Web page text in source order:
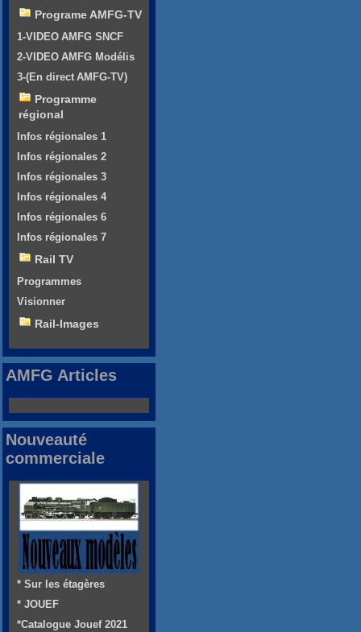
Programe AMFG-TV
1-VIDEO AMFG SNCF
2-VIDEO AMFG Modélis
3-(En direct AMFG-TV)
Programme
régional
Infos régionales 1
Infos régionales 2
Infos régionales 3
Infos régionales 4
Infos régionales 6
Infos régionales 7
Rail TV
Programmes
Visionner
Rail-Images
AMFG Articles
Nouveauté
commerciale
* Sur les étagères
* JOUEF
*Catalogue Jouef 2021